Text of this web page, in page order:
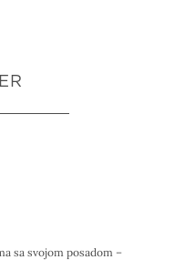
sa svojom posadom –